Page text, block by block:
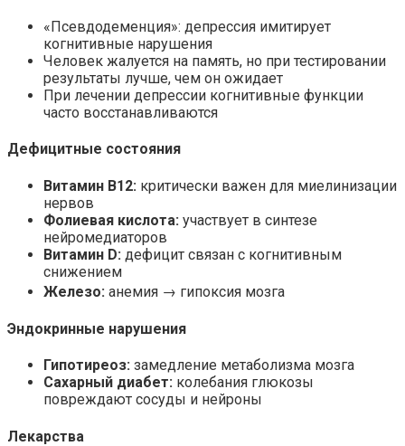
«Псевдодеменция»: депрессия имитирует
когнитивные нарушения
Человек жалуется на память, но при тестировании
результаты лучше, чем он ожидает
При лечении депрессии когнитивные функции
часто восстанавливаются
Дефицитные состояния
Витамин B12: критически важен для миелинизации
нервов
Фолиевая кислота: участвует в синтезе
нейромедиаторов
Витамин D: дефицит связан с когнитивным
снижением
Железо: анемия → гипоксия мозга
Эндокринные нарушения
Гипотиреоз: замедление метаболизма мозга
Сахарный диабет: колебания глюкозы
повреждают сосуды и нейроны
Лекарства